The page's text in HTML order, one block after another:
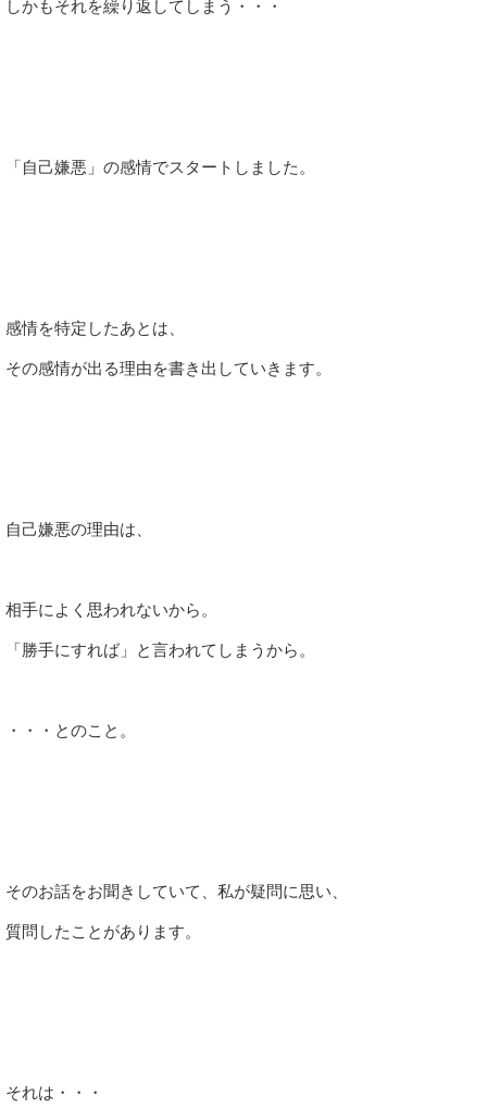
しかもそれを繰り返してしまう・・・
「自己嫌悪」の感情でスタートしました。
感情を特定したあとは、
その感情が出る理由を書き出していきます。
自己嫌悪の理由は、
相手によく思われないから。
「勝手にすれば」と言われてしまうから。
・・・とのこと。
そのお話をお聞きしていて、私が疑問に思い、
質問したことがあります。
それは・・・